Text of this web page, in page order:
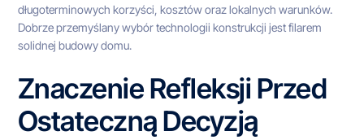
długoterminowych korzyści, kosztów oraz lokalnych warunków.
Dobrze przemyślany wybór technologii konstrukcji jest filarem
solidnej budowy domu.
Znaczenie Refleksji Przed
Ostateczną Decyzją